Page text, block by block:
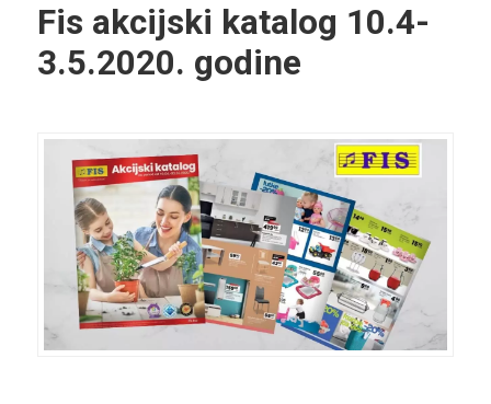
Fis akcijski katalog 10.4-
3.5.2020. godine